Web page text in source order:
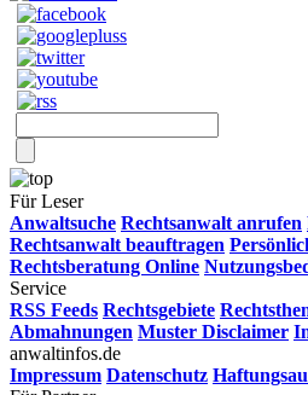
Für Leser
Anwaltsuche Rechtsanwalt anrufen
Rechtsanwalt beauftragen
Rechtsberatung Online
Service
RSS Feeds Rechtsgebiete
Abmahnungen Muster Disclaimer
anwaltinfos.de
Impressum Datenschutz